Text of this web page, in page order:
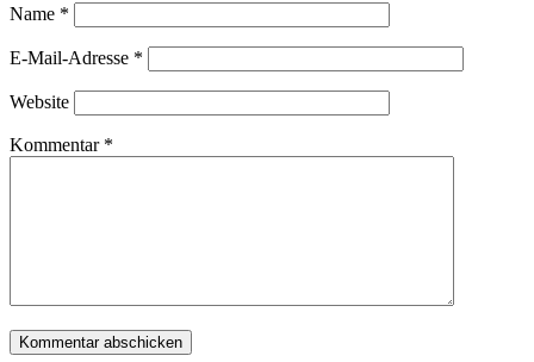
Name *
E-Mail-Adresse *
Website
Kommentar *